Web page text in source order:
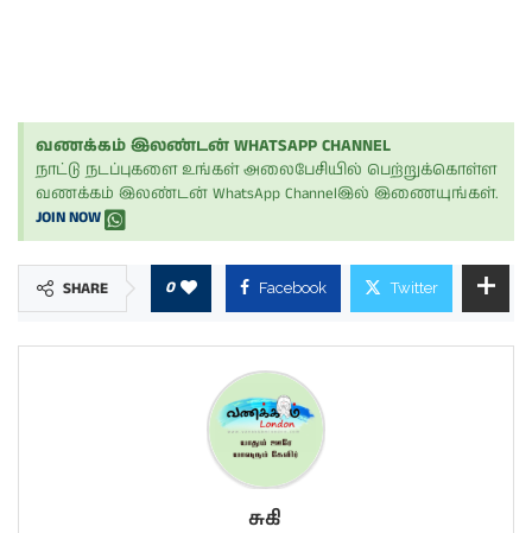
வணக்கம் இலண்டன் WHATSAPP CHANNEL
நாட்டு நடப்புகளை உங்கள் அலைபேசியில் பெற்றுக்கொள்ள
வணக்கம் இலண்டன் WhatsApp Channelஇல் இணையுங்கள்.
JOIN NOW
SHARE 0 Facebook Twitter
சுகி